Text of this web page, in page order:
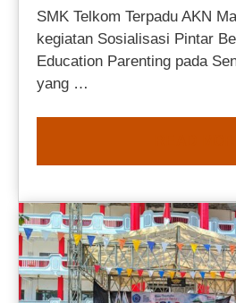
SMK Telkom Terpadu AKN
kegiatan Sosialisasi Pintar
Education Parenting pada
yang …